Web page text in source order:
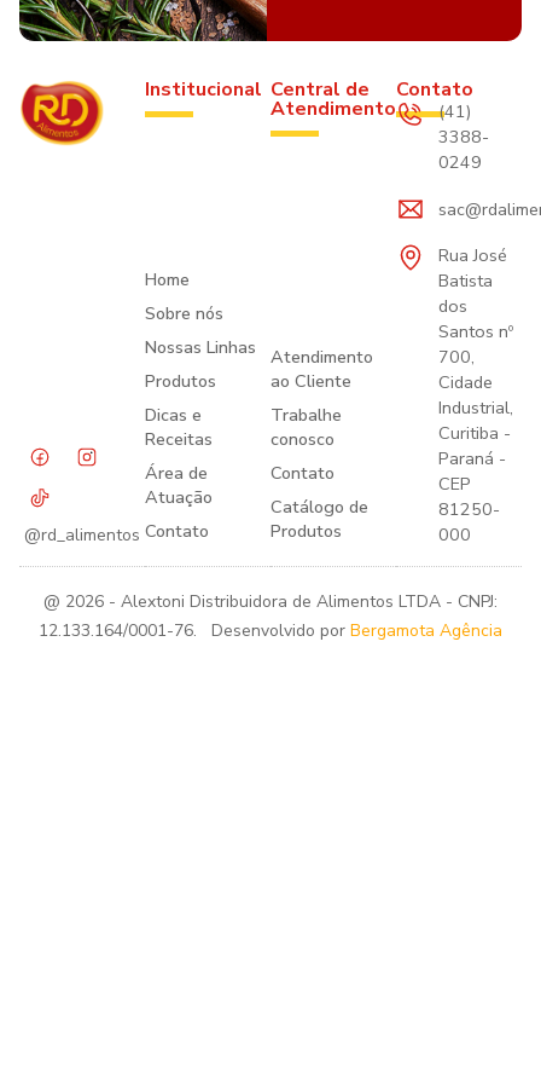
@rd_alimentos
Institucional
Home
Sobre nós
Nossas Linhas
Produtos
Dicas e
Receitas
Área de
Atuação
Contato
Central de
Atendimento
Atendimento
ao Cliente
Trabalhe
conosco
Contato
Catálogo de
Produtos
Contato
(41)
3388-
0249
Rua José
Batista
dos
Santos nº
700,
Cidade
Industrial,
Curitiba -
Paraná -
CEP
81250-
000
@ 2026 - Alextoni Distribuidora de Alimentos LTDA - CNPJ:
12.133.164/0001-76. Desenvolvido por Bergamota Agência